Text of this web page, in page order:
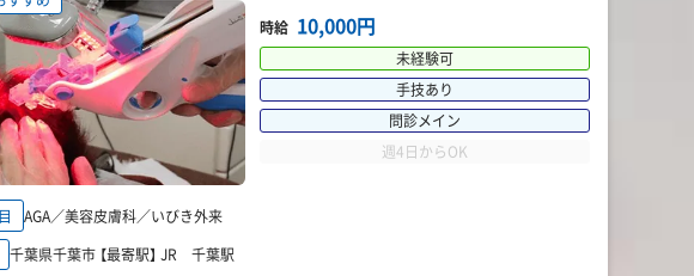
時給 10,000円
未経験可
手技あり
問診メイン
週4日からOK
AGA／美容皮膚科／いびき外来
千葉県千葉市 【最寄駅】 JR 千葉駅